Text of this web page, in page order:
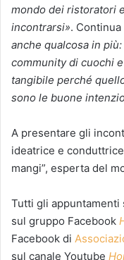
mondo dei ristoratori
incontrarsi».
anche qualcosa in
community di cuochi
tangibile perché
sono le buone
A presentare gli
ideatrice e
mangi”, esperta del
Tutti gli appuntamenti
sul gruppo Facebook
Facebook di
sul canale Youtube